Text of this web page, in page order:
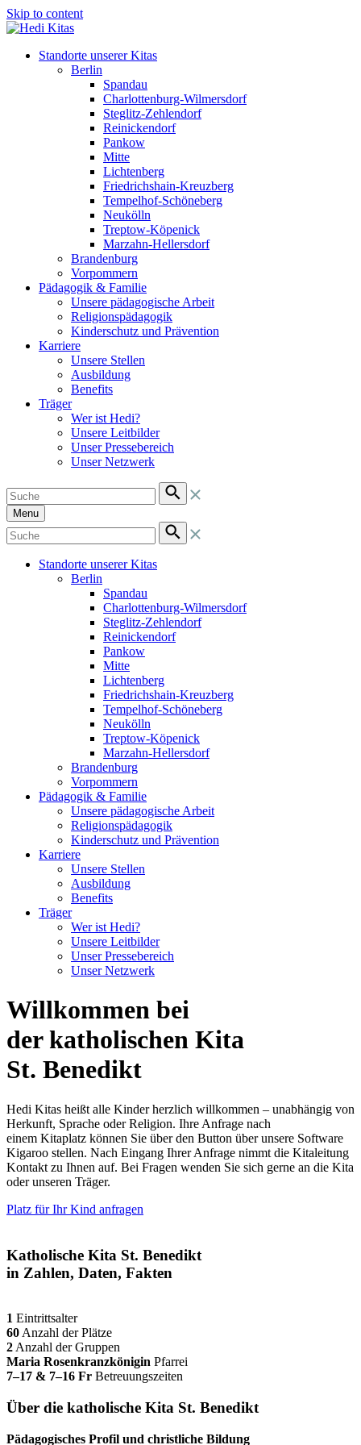
Skip to content
Standorte unserer Kitas
Berlin
Spandau
Charlottenburg-Wilmersdorf
Steglitz-Zehlendorf
Reinickendorf
Pankow
Mitte
Lichtenberg
Friedrichshain-Kreuzberg
Tempelhof-Schöneberg
Neukölln
Treptow-Köpenick
Marzahn-Hellersdorf
Brandenburg
Vorpommern
Pädagogik & Familie
Unsere pädagogische Arbeit
Religionspädagogik
Kinderschutz und Prävention
Karriere
Unsere Stellen
Ausbildung
Benefits
Träger
Wer ist Hedi?
Unsere Leitbilder
Unser Pressebereich
Unser Netzwerk
Menu
Standorte unserer Kitas
Berlin
Spandau
Charlottenburg-Wilmersdorf
Steglitz-Zehlendorf
Reinickendorf
Pankow
Mitte
Lichtenberg
Friedrichshain-Kreuzberg
Tempelhof-Schöneberg
Neukölln
Treptow-Köpenick
Marzahn-Hellersdorf
Brandenburg
Vorpommern
Pädagogik & Familie
Unsere pädagogische Arbeit
Religionspädagogik
Kinderschutz und Prävention
Karriere
Unsere Stellen
Ausbildung
Benefits
Träger
Wer ist Hedi?
Unsere Leitbilder
Unser Pressebereich
Unser Netzwerk
Willkommen bei
der katholischen Kita
St. Benedikt
Hedi Kitas heißt alle Kinder herzlich willkommen – unabhängig von
Herkunft, Sprache oder Religion. Ihre Anfrage nach
einem Kitaplatz können Sie über den Button über unsere Software
Kigaroo stellen. Nach Eingang Ihrer Anfrage nimmt die Kitaleitung
Kontakt zu Ihnen auf. Bei Fragen wenden Sie sich gerne an die Kita
oder unseren Träger.
Platz für Ihr Kind anfragen
Katholische Kita St. Benedikt
in Zahlen, Daten, Fakten
1 Eintrittsalter
60 Anzahl der Plätze
2 Anzahl der Gruppen
Maria Rosenkranzkönigin Pfarrei
7–17 & 7–16 Fr Betreuungszeiten
Über die katholische Kita St. Benedikt
Pädagogisches Profil und christliche Bildung